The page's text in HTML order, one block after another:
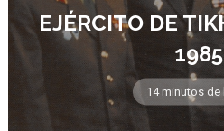
EJÉRCITO DE
14 minutos de